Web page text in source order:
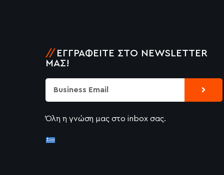
// ΕΓΓΡΑΦΕΊΤΕ ΣΤΟ NEWSLETTER
ΜΑΣ!
Email Submit
Όλη η γνώση μας στο inbox σας.